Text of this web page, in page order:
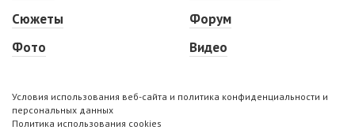
Сюжеты
Фото
Форум
Видео
Условия использования веб-сайта и политика конфиденциальности и
персональных данных
Политика использования cookies